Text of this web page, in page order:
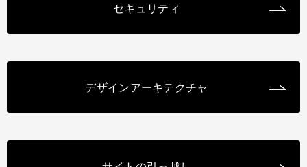
セキュリティ
デザインアーキテクチャ